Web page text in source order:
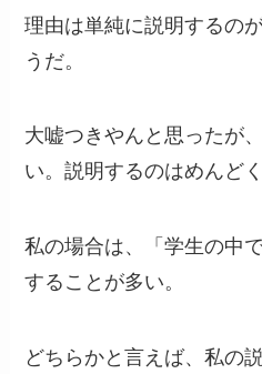
理由は単純に説明するの
うだ。
大嘘つきやんと思ったが
い。説明するのはめんどく
私の場合は、「学生の中
することが多い。
どちらかと言えば、私の